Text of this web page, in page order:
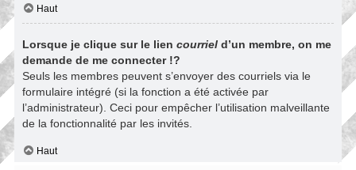
Haut
Lorsque je clique sur le lien courriel d’un membre, on me
demande de me connecter !?
Seuls les membres peuvent s’envoyer des courriels via le
formulaire intégré (si la fonction a été activée par
l’administrateur). Ceci pour empêcher l’utilisation malveillante
de la fonctionnalité par les invités.
Haut